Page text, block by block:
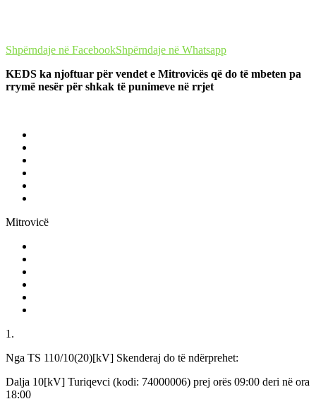
Shpërndaje në FacebookShpërndaje në Whatsapp
KEDS ka njoftuar për vendet e Mitrovicës që do të mbeten pa
rrymë nesër për shkak të punimeve në rrjet
Mitrovicë
1.
Nga TS 110/10(20)[kV] Skenderaj do të ndërprehet:
Dalja 10[kV] Turiqevci (kodi: 74000006) prej orës 09:00 deri në ora
18:00